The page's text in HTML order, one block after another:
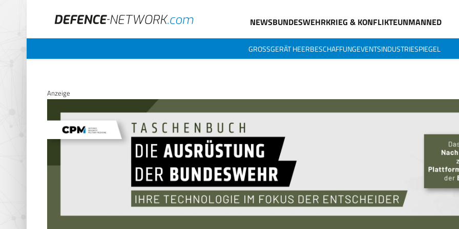
NEWSBUNDESWEHRKRIEG & KONFLIKTEUNMANNED
GROSSGERÄT HEERBESCHAFFUNGEVENTSINDUSTRIESPIEGEL
Anzeige